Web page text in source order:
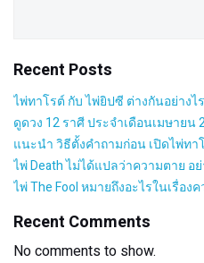
Recent Posts
ไพ่ทาโรต์ กับ ไพ่ยิปซี ต่างกันอย่างไร
ดูดวง 12 ราศี ประจำเดือนเมษายน
แนะนำ วิธีตั้งคำถามก่อน เปิดไพ่ทา
ไพ่ Death ไม่ได้แปลว่าความตาย อย่
ไพ่ The Fool หมายถึงอะไรในเรื่อง
Recent Comments
No comments to show.